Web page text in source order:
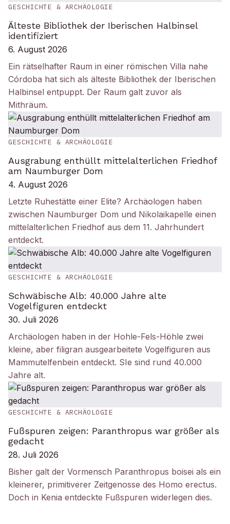
GESCHICHTE & ARCHÄOLOGIE
Älteste Bibliothek der Iberischen Halbinsel
identifiziert
6. August 2026
Ein rätselhafter Raum in einer römischen Villa nahe
Córdoba hat sich als älteste Bibliothek der Iberischen
Halbinsel entpuppt. Der Raum galt zuvor als
Mithräum.
GESCHICHTE & ARCHÄOLOGIE
Ausgrabung enthüllt mittelalterlichen Friedhof
am Naumburger Dom
4. August 2026
Letzte Ruhestätte einer Elite? Archäologen haben
zwischen Naumburger Dom und Nikolaikapelle einen
mittelalterlichen Friedhof aus dem 11. Jahrhundert
entdeckt.
GESCHICHTE & ARCHÄOLOGIE
Schwäbische Alb: 40.000 Jahre alte
Vogelfiguren entdeckt
30. Juli 2026
Archäologen haben in der Hohle-Fels-Höhle zwei
kleine, aber filigran ausgearbeitete Vogelfiguren aus
Mammutelfenbein entdeckt. SIe sind rund 40.000
Jahre alt.
GESCHICHTE & ARCHÄOLOGIE
Fußspuren zeigen: Paranthropus war größer als
gedacht
28. Juli 2026
Bisher galt der Vormensch Paranthropus boisei als ein
kleinerer, primitiverer Zeitgenosse des Homo erectus.
Doch in Kenia entdeckte Fußspuren widerlegen dies.